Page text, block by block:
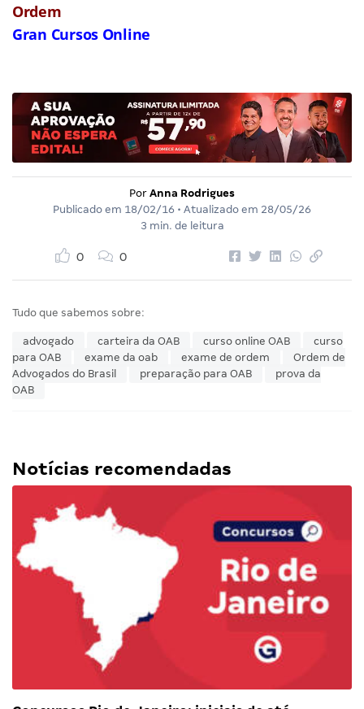
Ordem
Gran Cursos Online
Por Anna Rodrigues
Publicado em 18/02/16 • Atualizado em 28/05/26
3 min. de leitura
0 0
Tudo que sabemos sobre:
advogado carteira da OAB curso online OAB
curso
para OAB
exame da oab exame de ordem
Ordem de
Advogados do Brasil
preparação para OAB
prova da
OAB
Notícias recomendadas